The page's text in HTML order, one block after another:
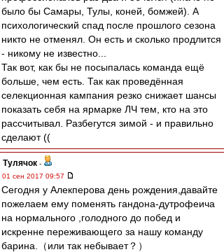
было бы Самары, Тулы, коней, бомжей). А
психологический спад после прошлого сезона
никто не отменял. Он есть и сколько продлится
- никому не известно...
Так вот, как бы не посыпалась команда ещё
больше, чем есть. Так как проведённая
селекционная кампания резко снижает шансы
показать себя на ярмарке ЛЧ тем, кто на это
рассчитывал. Разбегутся зимой - и правильно
сделают ((
Тулячок -
01 сен 2017 09:57
Сегодня у Алекперова день рождения,давайте
пожелаем ему поменять гандона-дутрофеича
на нормального ,голодного до побед и
искренне переживающего за нашу команду
барина.（или так небывает？）